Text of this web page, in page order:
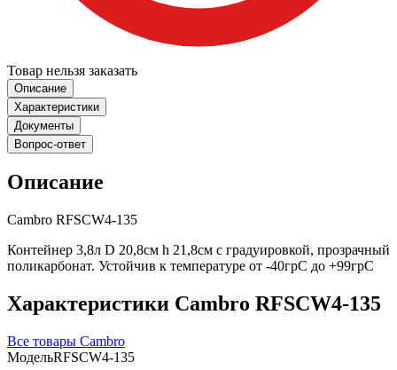
Товар нельзя заказать
Описание
Характеристики
Документы
Вопрос-ответ
Описание
Cambro RFSCW4-135
Контейнер 3,8л D 20,8см h 21,8см с градуировкой, прозрачный
поликарбонат. Устойчив к температуре от -40грС до +99грС
Характеристики Cambro RFSCW4-135
Все товары Cambro
МодельRFSCW4-135